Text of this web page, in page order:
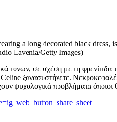
a long decorated black dress,
Lavenia/Getty Images)
τόνων, σε σχέση με τη
ξανασυστήνετε.
ψυχολογικά προβλήματα